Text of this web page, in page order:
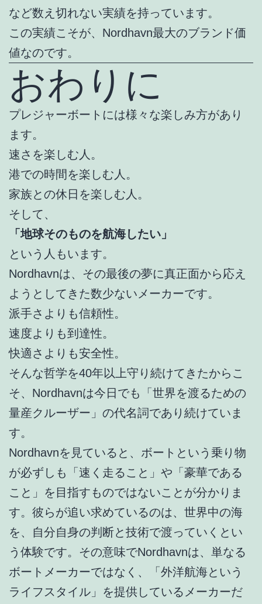
など数え切れない実績を持っています。
この実績こそが、Nordhavn最大のブランド価
値なのです。
おわりに
プレジャーボートには様々な楽しみ方があり
ます。
速さを楽しむ人。
港での時間を楽しむ人。
家族との休日を楽しむ人。
そして、
「地球そのものを航海したい」
という人もいます。
Nordhavnは、その最後の夢に真正面から応え
ようとしてきた数少ないメーカーです。
派手さよりも信頼性。
速度よりも到達性。
快適さよりも安全性。
そんな哲学を40年以上守り続けてきたからこ
そ、Nordhavnは今日でも「世界を渡るための
量産クルーザー」の代名詞であり続けていま
す。
Nordhavnを見ていると、ボートという乗り物
が必ずしも「速く走ること」や「豪華である
こと」を目指すものではないことが分かりま
す。彼らが追い求めているのは、世界中の海
を、自分自身の判断と技術で渡っていくとい
う体験です。その意味でNordhavnは、単なる
ボートメーカーではなく、「外洋航海という
ライフスタイル」を提供しているメーカーだ